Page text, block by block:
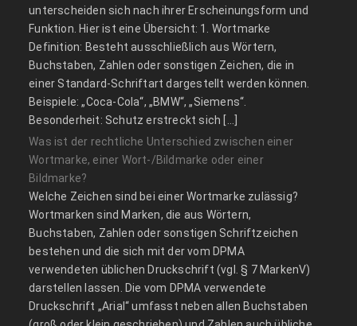
unterscheiden sich nach ihrer Erscheinungsform und
Funktion. Hier ist eine Übersicht: 1. Wortmarke
Definition: Besteht ausschließlich aus Wörtern,
Buchstaben, Zahlen oder sonstigen Zeichen, die in
einer Standard-Schriftart dargestellt werden können.
Beispiele: „Coca-Cola“, „BMW“, „Siemens“.
Besonderheit: Schutz erstreckt sich […]
Was ist der rechtliche Unterschied zwischen einer
Wortmarke, einer Wort-/Bildmarke oder einer
Bildmarke?
Welche Zeichen sind bei einer Wortmarke zulässig?
Wortmarken sind Marken, die aus Wörtern,
Buchstaben, Zahlen oder sonstigen Schriftzeichen
bestehen und die sich mit der vom DPMA
verwendeten üblichen Druckschrift (vgl. § 7 MarkenV)
darstellen lassen. Die vom DPMA verwendete
Druckschrift „Arial“ umfasst neben allen Buchstaben